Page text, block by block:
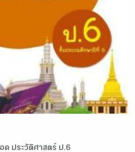
ประวัติศาสตร์ ป.6